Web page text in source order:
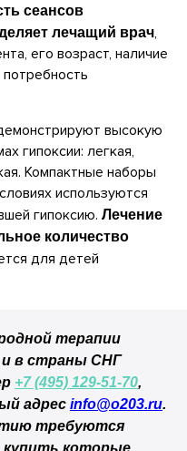
сеансов
лечащий врач,
его возраст, наличие
высокую
гипоксии: легкая,
Компактные наборы
используются
гипоксию. Лечение
количество
для детей
терапии
и в страны СНГ
+7 (495) 129-51-70,
адрес info@o203.ru.
требуются
купить которые